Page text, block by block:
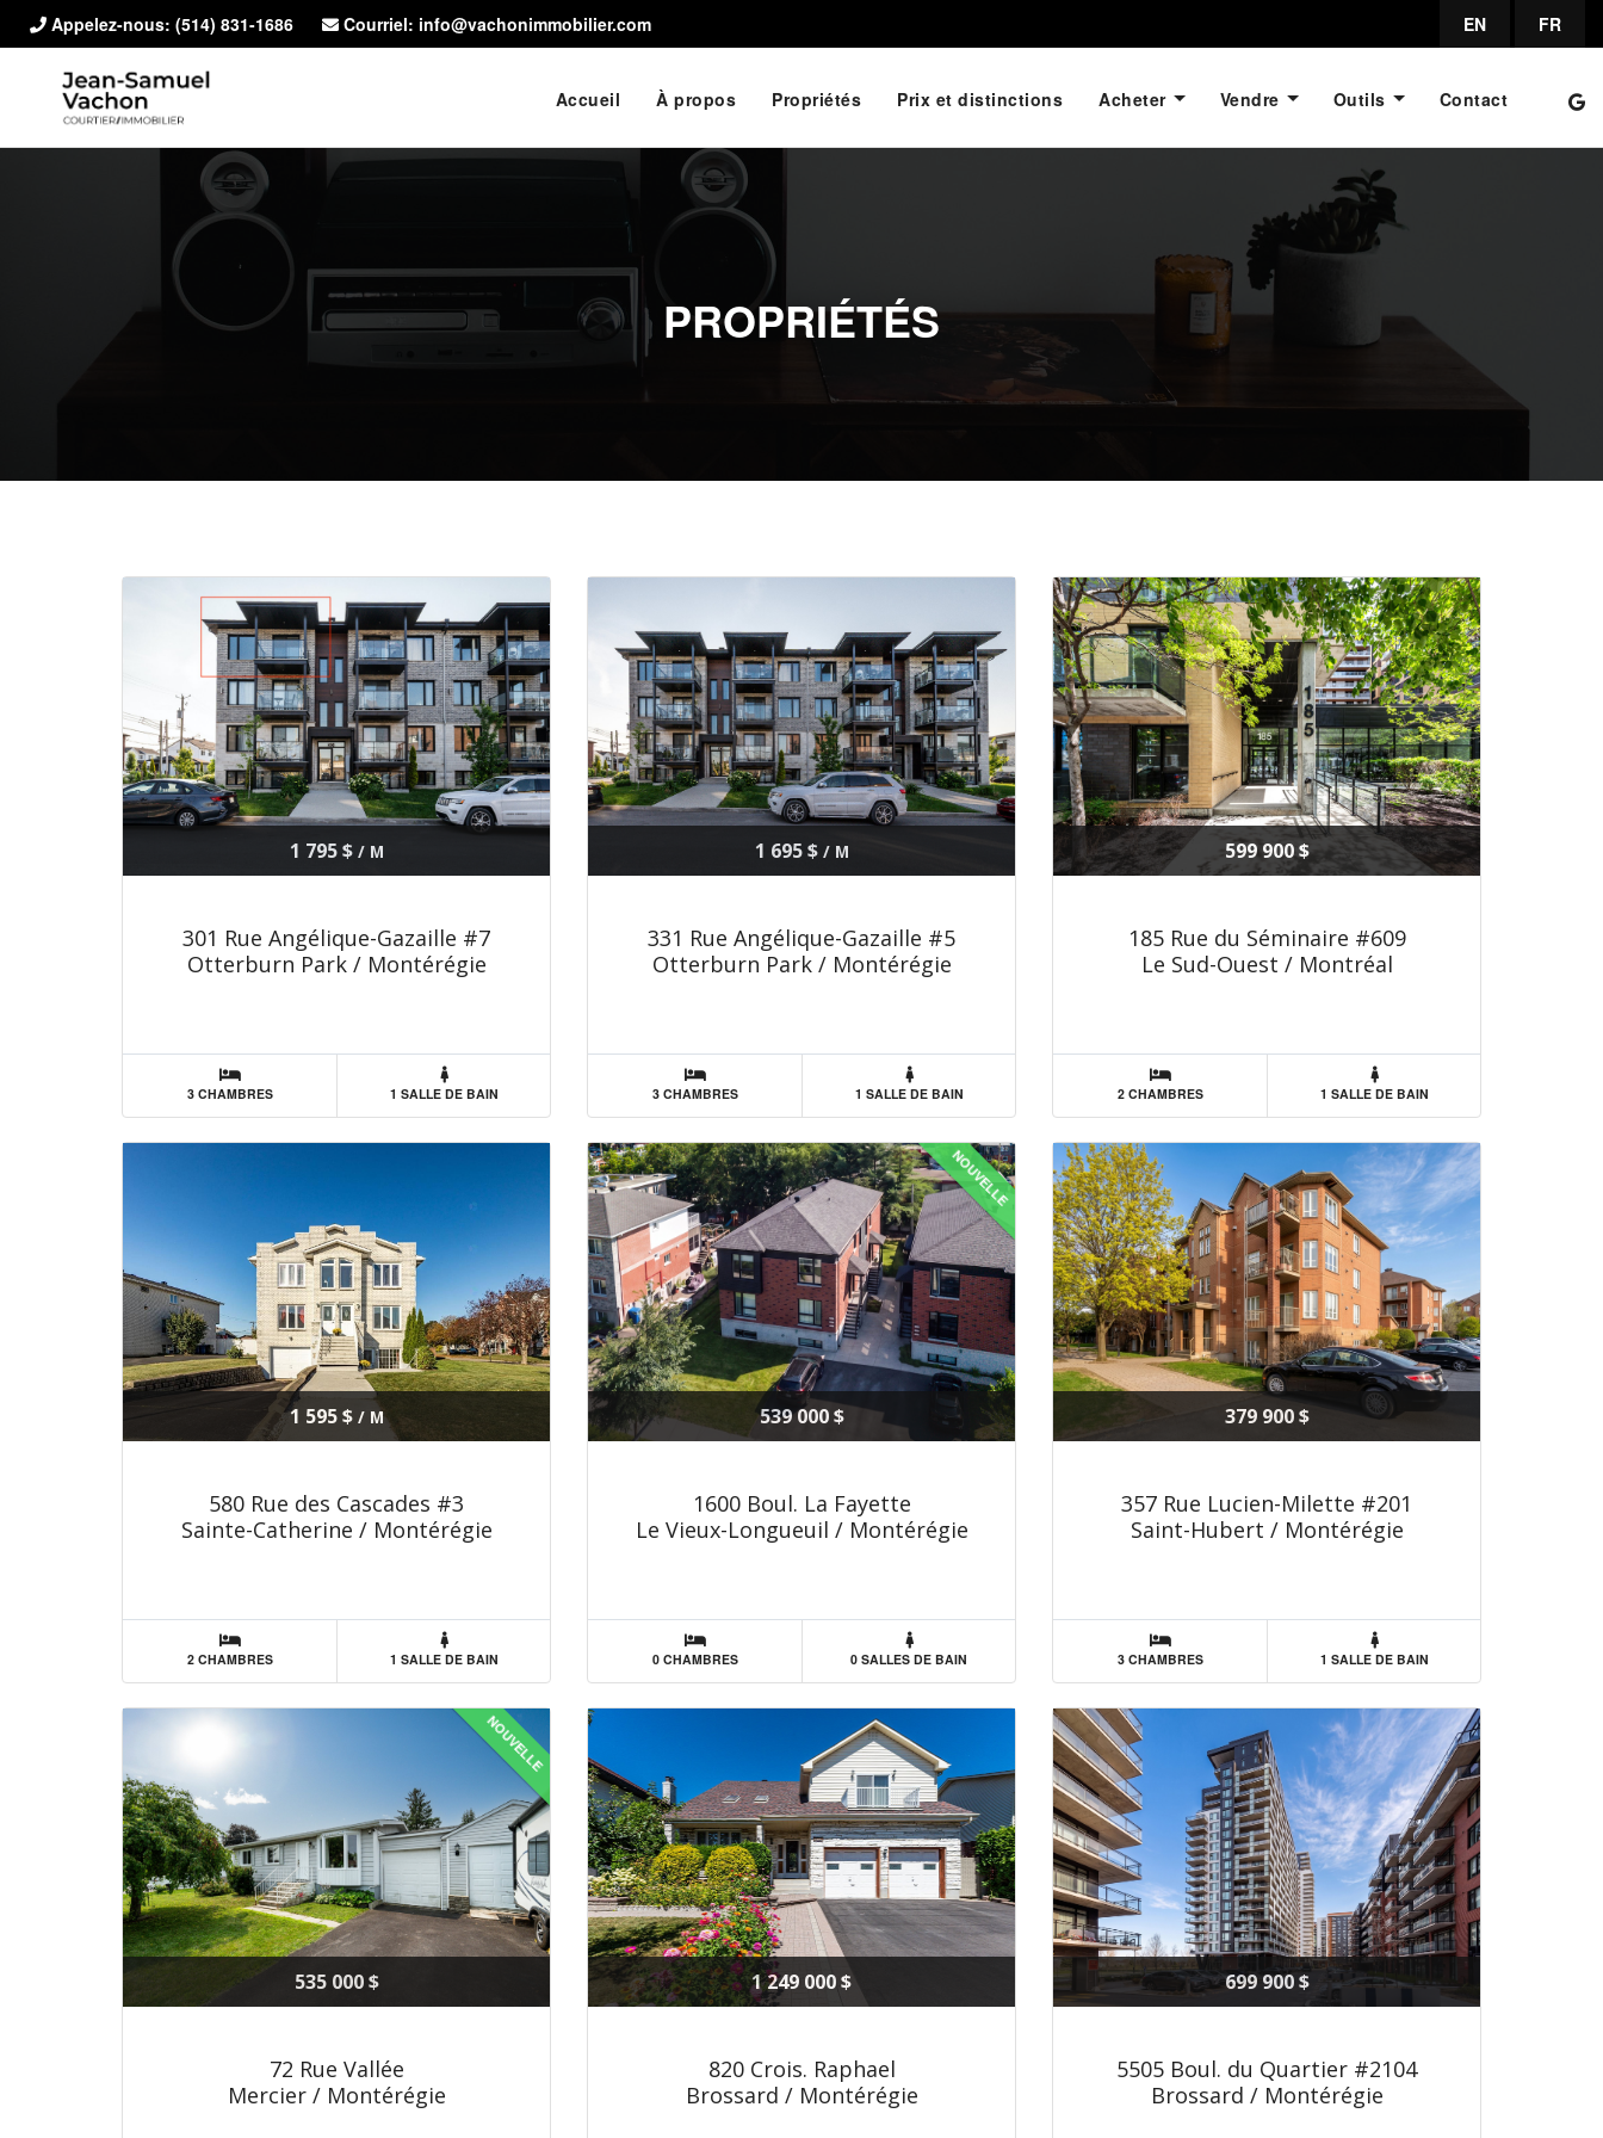
Appelez-nous: (514) 831-1686 Courriel: info@vachonimmobilier.com EN FR
Accueil À propos Propriétés Prix et distinctions Acheter Vendre Outils Contact
PROPRIÉTÉS
1 795 $/ M
301 Rue Angélique-Gazaille #7
Otterburn Park / Montérégie
3 CHAMBRES 1 SALLE DE BAIN
1 695 $/ M
331 Rue Angélique-Gazaille #5
Otterburn Park / Montérégie
3 CHAMBRES 1 SALLE DE BAIN
599 900 $
185 Rue du Séminaire #609
Le Sud-Ouest / Montréal
2 CHAMBRES 1 SALLE DE BAIN
1 595 $/ M
580 Rue des Cascades #3
Sainte-Catherine / Montérégie
2 CHAMBRES 1 SALLE DE BAIN
NOUVELLE
539 000 $
1600 Boul. La Fayette
Le Vieux-Longueuil / Montérégie
0 CHAMBRES 0 SALLES DE BAIN
379 900 $
357 Rue Lucien-Milette #201
Saint-Hubert / Montérégie
3 CHAMBRES 1 SALLE DE BAIN
NOUVELLE
535 000 $
72 Rue Vallée
Mercier / Montérégie
1 249 000 $
820 Crois. Raphael
Brossard / Montérégie
699 900 $
5505 Boul. du Quartier #2104
Brossard / Montérégie